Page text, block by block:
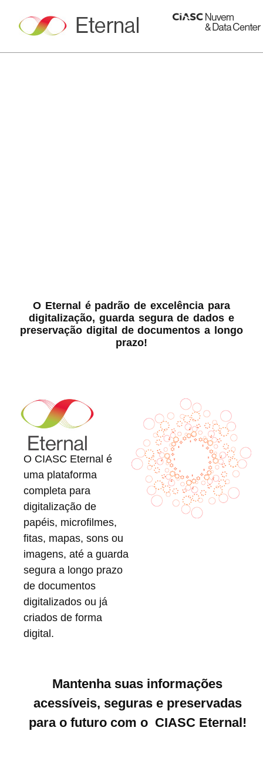
O Eternal é padrão de excelência para
digitalização, guarda segura de dados e
preservação digital de documentos a longo
prazo!
O CIASC Eternal é
uma plataforma
completa para
digitalização de
papéis, microfilmes,
fitas, mapas, sons ou
imagens, até a guarda
segura a longo prazo
de documentos
digitalizados ou já
criados de forma
digital.
Mantenha suas informações
acessíveis, seguras e preservadas
para o futuro com o CIASC Eternal!